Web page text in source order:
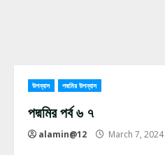
উপন্যাস পদ্মমির উপন্যাস
পদ্মমির পর্ব ৬ ৭
alamin@12 March 7, 2024